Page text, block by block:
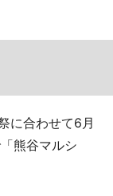
に合わせて6月
熊谷マルシ